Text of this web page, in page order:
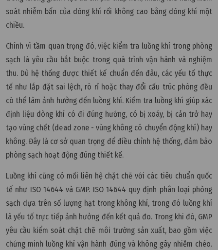
soát nhiễm bẩn của dòng khí rối không cao bằng dòng khí một
chiều.
Chính vì tầm quan trọng đó, việc kiểm tra luồng khí trong phòng
sạch là yêu cầu bắt buộc trong quá trình vận hành và nghiệm
thu. Dù hệ thống được thiết kế chuẩn đến đâu, các yếu tố thực
tế như lắp đặt sai lệch, rò rỉ hoặc thay đổi cấu trúc phòng đều
có thể làm ảnh hưởng đến luồng khí. Kiểm tra luồng khí giúp xác
định liệu dòng khí có đi đúng hướng, có bị xoáy, bị cản trở hay
tạo vùng chết (dead zone - vùng không có chuyển động khí) hay
không. Đây là cơ sở quan trọng để điều chỉnh hệ thống, đảm bảo
phòng sạch hoạt động đúng thiết kế.
Luồng khí cũng có mối liên hệ chặt chẽ với các tiêu chuẩn quốc
tế như ISO 14644 và GMP. ISO 14644 quy định phân loại phòng
sạch dựa trên số lượng hạt trong không khí, trong đó luồng khí
là yếu tố trực tiếp ảnh hưởng đến kết quả đo. Trong khi đó, GMP
yêu cầu kiểm soát chặt chẽ môi trường sản xuất, bao gồm việc
chứng minh luồng khí vận hành đúng và không gây nhiễm chéo.